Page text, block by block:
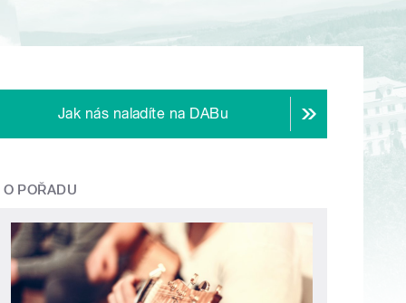
Jak nás naladíte na DABu
O POŘADU